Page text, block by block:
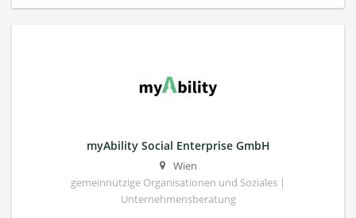
myAbility Social Enterprise GmbH
Wien
gemeinnützige Organisationen und Soziales |
Unternehmensberatung